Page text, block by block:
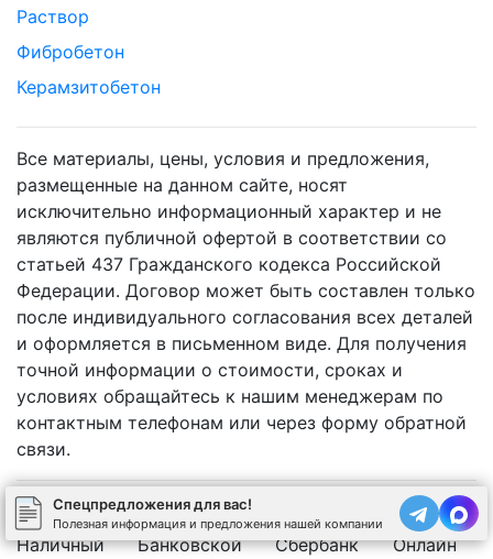
Раствор
Фибробетон
Керамзитобетон
Все материалы, цены, условия и предложения,
размещенные на данном сайте, носят
исключительно информационный характер и не
являются публичной офертой в соответствии со
статьей 437 Гражданского кодекса Российской
Федерации. Договор может быть составлен только
после индивидуального согласования всех деталей
и оформляется в письменном виде. Для получения
точной информации о стоимости, сроках и
условиях обращайтесь к нашим менеджерам по
контактным телефонам или через форму обратной
связи.
Наличный Банковской Сбербанк Онлайн
Спецпредложения для вас!
Полезная информация и предложения нашей компании